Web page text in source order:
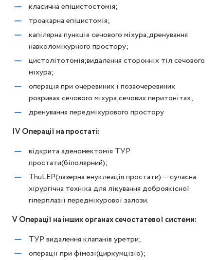
класична епіцистостомія;
троакарна епіцистомія;
капілярна пункція сечового міхура;дренування
навколоміхурного простору;
цистолітотомія;видалення сторонніх тіл сечового
міхура;
операція при очеревиних і позаочеревиних
розривах сечового міхура,сечових перитонітах;
дренування передміхурового простору
IV Операції на простаті:
відкрита аденомектомія ТУР
простати(біполярний);
ThuLEP(лазерна енуклеація простати) — сучасна
хірургічна техніка для лікування доброякісної
гіперплазії передміхурової залози.
V Операції на інших органах сечостатевої системи:
ТУР видалення клапанів уретри;
операції при фімозі(циркумцізіо);